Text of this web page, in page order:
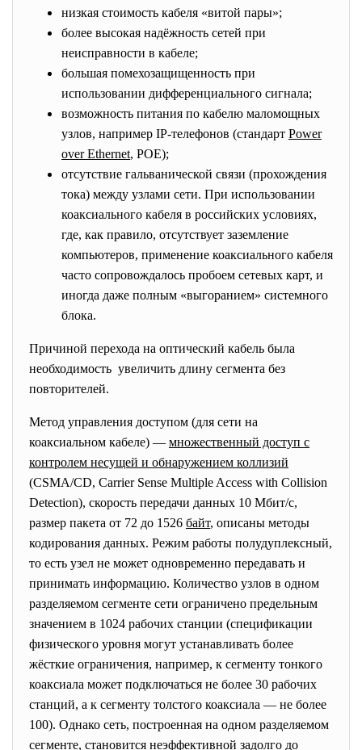
низкая стоимость кабеля «витой пары»;
более высокая надёжность сетей при
неисправности в кабеле;
большая помехозащищенность при
использовании дифференциального сигнала;
возможность питания по кабелю маломощных
узлов, например IP-телефонов (стандарт Power
over Ethernet, POE);
отсутствие гальванической связи (прохождения
тока) между узлами сети. При использовании
коаксиального кабеля в российских условиях,
где, как правило, отсутствует заземление
компьютеров, применение коаксиального кабеля
часто сопровождалось пробоем сетевых карт, и
иногда даже полным «выгоранием» системного
блока.
Причиной перехода на оптический кабель была
необходимость увеличить длину сегмента без
повторителей.
Метод управления доступом (для сети на
коаксиальном кабеле) — множественный доступ с
контролем несущей и обнаружением коллизий
(CSMA/CD, Carrier Sense Multiple Access with Collision
Detection), скорость передачи данных 10 Мбит/с,
размер пакета от 72 до 1526 байт, описаны методы
кодирования данных. Режим работы полудуплексный,
то есть узел не может одновременно передавать и
принимать информацию. Количество узлов в одном
разделяемом сегменте сети ограничено предельным
значением в 1024 рабочих станции (спецификации
физического уровня могут устанавливать более
жёсткие ограничения, например, к сегменту тонкого
коаксиала может подключаться не более 30 рабочих
станций, а к сегменту толстого коаксиала — не более
100). Однако сеть, построенная на одном разделяемом
сегменте, становится неэффективной задолго до